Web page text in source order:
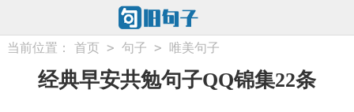
当前位置： 首页 > 句子 > 唯美句子
经典早安共勉句子QQ锦集22条